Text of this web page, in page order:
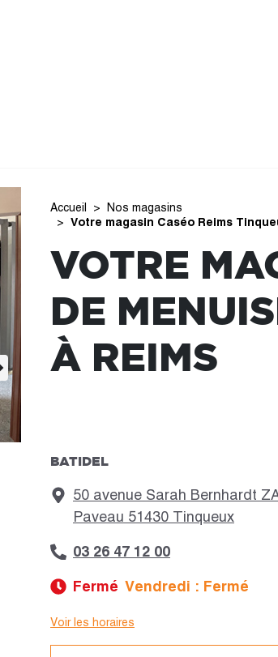
Accueil
Nos magasins
Votre magasin Caséo Reims
VOTRE
DE
À REIMS
BATIDEL
50 avenue Sarah Bernhardt
Paveau 51430 Tinqueux
03 26 47 12 00
Fermé Vendredi : Fermé
Voir les horaires
Jour :
Horaires :